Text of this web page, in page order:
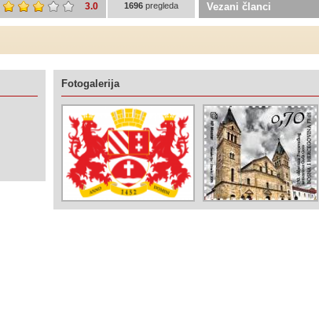
3.0 1696 pregleda Vezani članci
Fotogalerija